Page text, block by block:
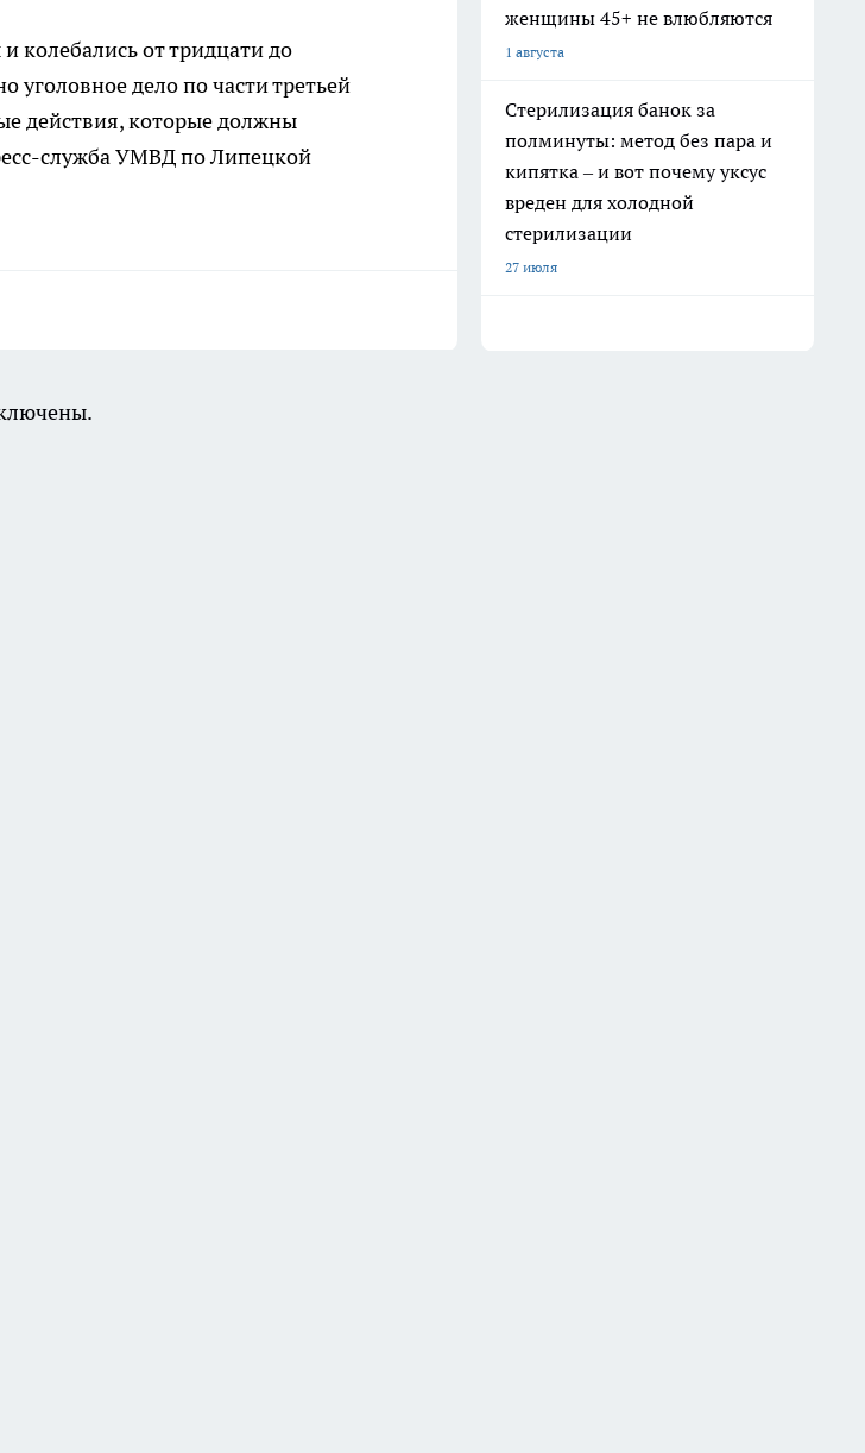
колебались от тридцати до
уголовное дело по части третьей
действия, которые должны
служба УМВД по Липецкой
женщины 45+ не влюбляются
1 августа
Стерилизация банок за
полминуты: метод без пара и
кипятка – и вот почему уксус
вреден для холодной
стерилизации
27 июля